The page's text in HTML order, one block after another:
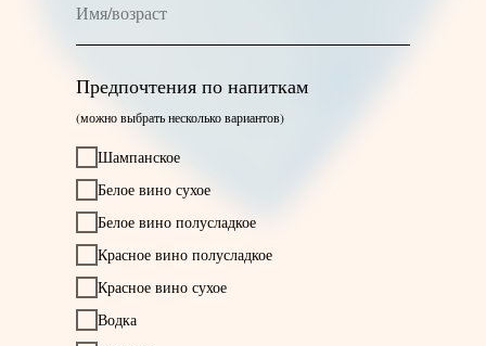
Предпочтения по напиткам
(можно выбрать несколько вариантов)
Шампанское
Белое вино сухое
Белое вино полусладкое
Красное вино полусладкое
Красное вино сухое
Водка